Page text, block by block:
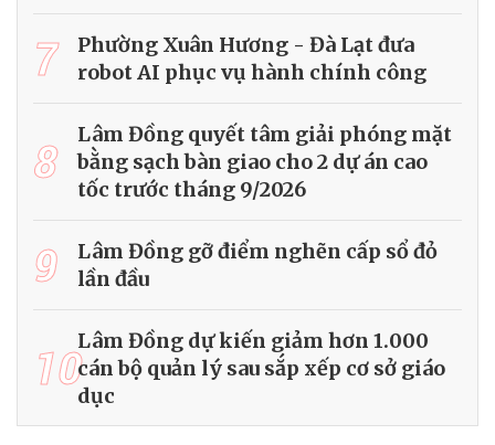
7
Phường Xuân Hương - Đà Lạt đưa
robot AI phục vụ hành chính công
8
Lâm Đồng quyết tâm giải phóng mặt
bằng sạch bàn giao cho 2 dự án cao
tốc trước tháng 9/2026
9
Lâm Đồng gỡ điểm nghẽn cấp sổ đỏ
lần đầu
10Lâm Đồng dự kiến giảm hơn 1.000
cán bộ quản lý sau sắp xếp cơ sở giáo
dục